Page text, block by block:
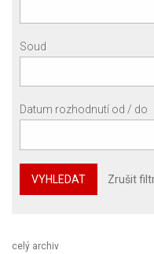
Soud
Datum rozhodnutí od / do
VYHLEDAT Zrušit
celý archiv